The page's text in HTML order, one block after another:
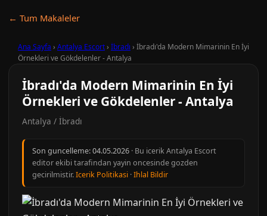
← Tum Makaleler
Ana Sayfa › Antalya Escort› İbradı › İbradı'da Modern Mimarinin En İyi
Örnekleri ve Gökdelenler - Antalya
İbradı'da Modern Mimarinin En İyi
Örnekleri ve Gökdelenler - Antalya
Antalya / İbradı
Son guncelleme:04.05.2026 · Bu icerik Antalya Escort
editor ekibi tarafindan yayin oncesinde gozden
gecirilmistir.Icerik Politikasi ·Ihlal Bildir